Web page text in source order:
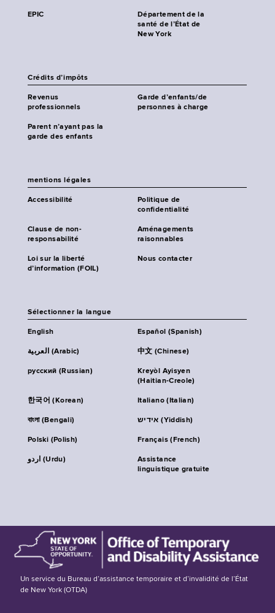
EPIC
Département de la
santé de l’État de
New York
Crédits d’impôts
Revenus
professionnels
Garde d’enfants/de
personnes à charge
Parent n’ayant pas la
garde des enfants
mentions légales
Accessibilité
Politique de
confidentialité
Clause de non-
responsabilité
Aménagements
raisonnables
Loi sur la liberté
d’information (FOIL)
Nous contacter
Sélectionner la langue
English Español (Spanish)
العربية (Arabic) 中文 (Chinese)
русский (Russian)
Kreyòl Ayisyen
(Haitian-Creole)
한국어 (Korean) Italiano (Italian)
বাংলা (Bengali) אידיש (Yiddish)
Polski (Polish) Français (French)
اردو (Urdu)
Assistance
linguistique gratuite
Un service du Bureau d’assistance temporaire et d’invalidité de l’État
de New York (OTDA)